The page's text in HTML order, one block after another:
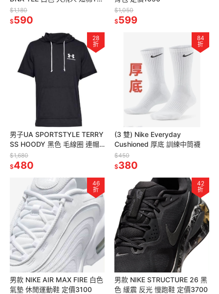
定價1180
$1,180
$590
$1,050
$599
28
折
男子UA SPORTSTYLE TERRY
SS HOODY 黑色 毛線圈 連帽
短袖上衣 定價1680
$1,680
$480
84
折
(3 雙) Nike Everyday
Cushioned 厚底 訓練中筒襪
$450
$380
46
折
男款 NIKE AIR MAX FIRE 白色
氣墊 休閒運動鞋 定價3100
42
折
男款 NIKE STRUCTURE 26 黑
色 緩震 反光 慢跑鞋 定價3700